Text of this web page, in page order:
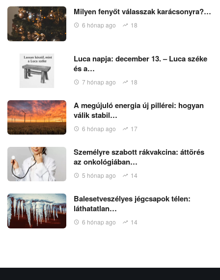
Milyen fenyőt válasszak karácsonyra?…
6 hónap ago 18
Luca napja: december 13. – Luca széke
és a…
7 hónap ago 18
A megújuló energia új pillérei: hogyan
válik stabil…
6 hónap ago 17
Személyre szabott rákvakcina: áttörés
az onkológiában…
5 hónap ago 14
Balesetveszélyes jégcsapok télen:
láthatatlan…
6 hónap ago 14